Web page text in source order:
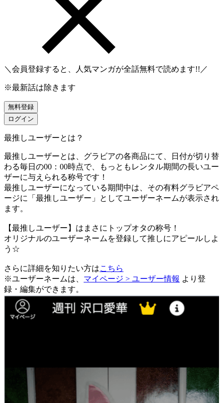
＼会員登録すると、人気マンガが全話無料で読めます!!／
※最新話は除きます
無料登録
ログイン
最推しユーザーとは？
最推しユーザーとは、グラビアの各商品にて、日付が切り替
わる毎日の00：00時点で、
もっともレンタル期間の長いユー
ザーに与えられる称号です！
最推しユーザーになっている期間中は、 その有料グラビアペ
ージに「最推しユーザー」としてユーザーネームが表示され
ます。
【最推しユーザー】はまさにトップオタの称号！
オリジナルのユーザーネームを登録して推しにアピールしよ
う☆
さらに詳細を知りたい方はこちら
※ユーザーネームは、 マイページ > ユーザー情報 より登
録・編集ができます。